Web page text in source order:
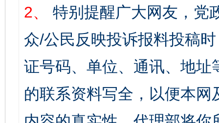
2、
特别提醒广大网友，党
众/公民反映投诉报料投稿
证号码、单位、通讯、地
的联系资料写全，以便本